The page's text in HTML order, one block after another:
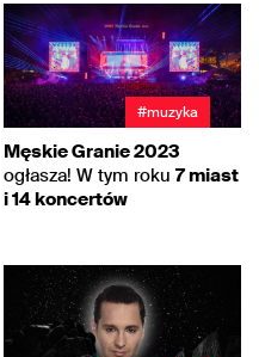
#muzyka
Męskie Granie 2023
ogłasza! W tym roku 7 miast
i 14 koncertów